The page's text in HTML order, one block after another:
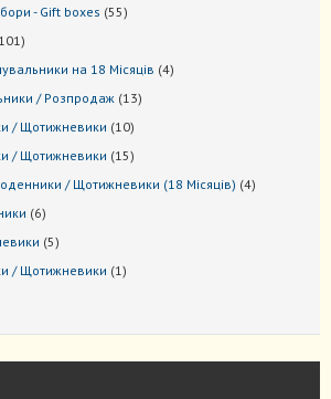
- Gift boxes 5555
101 101
на 18 Місяців 44
/ Розпродаж 1313
/ Щотижневики 1010
/ Щотижневики 1515
/ Щотижневики (18 Місяців) 44
66
55
/ Щотижневики 1 1